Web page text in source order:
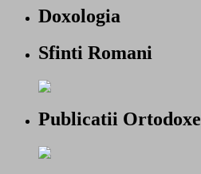
Doxologia
Sfinti Romani
Publicatii Ortodoxe